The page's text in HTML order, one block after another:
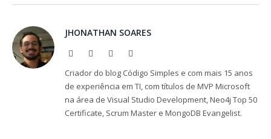
JHONATHAN SOARES
Website Facebook
Criador do blog Código Simples e com mais 15 anos
de experiência em TI, com títulos de MVP Microsoft
na área de Visual Studio Development, Neo4j Top 50
Certificate, Scrum Master e MongoDB Evangelist.